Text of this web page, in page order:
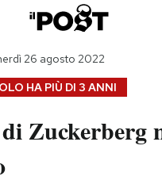
Auto
Moda
HA PIÙ DI 3 ANNI
26 agosto 2022
Zuckerberg